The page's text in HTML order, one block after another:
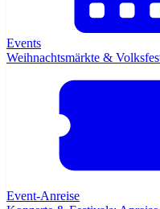
Events
Weihnachtsmärkte &
Event-Anreise